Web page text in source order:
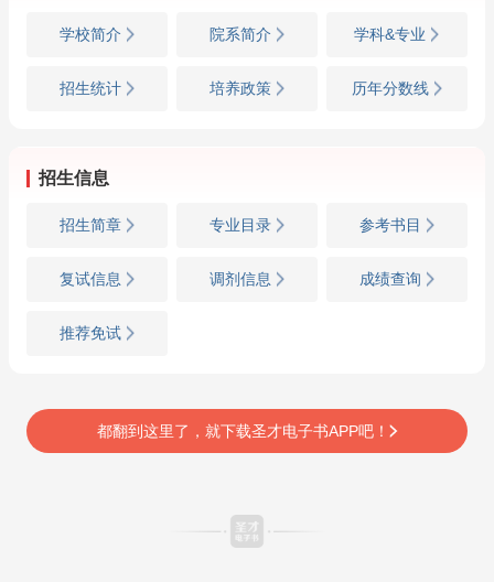
学校简介 院系简介 学科&专业
招生统计 培养政策 历年分数线
招生信息
招生简章 专业目录 参考书目
复试信息 调剂信息 成绩查询
推荐免试
都翻到这里了，就下载圣才电子书APP吧！